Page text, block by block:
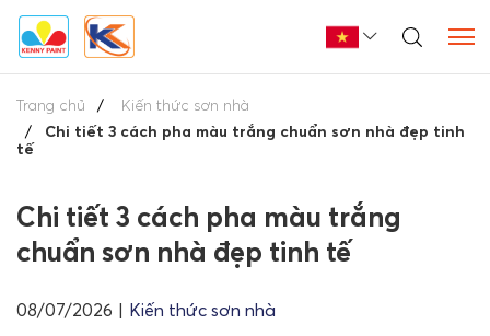
Trang chủ
Kiến thức sơn nhà
Chi tiết 3 cách pha màu trắng chuẩn sơn nhà đẹp tinh
tế
Chi tiết 3 cách pha màu trắng
chuẩn sơn nhà đẹp tinh tế
08/07/2026 | Kiến thức sơn nhà